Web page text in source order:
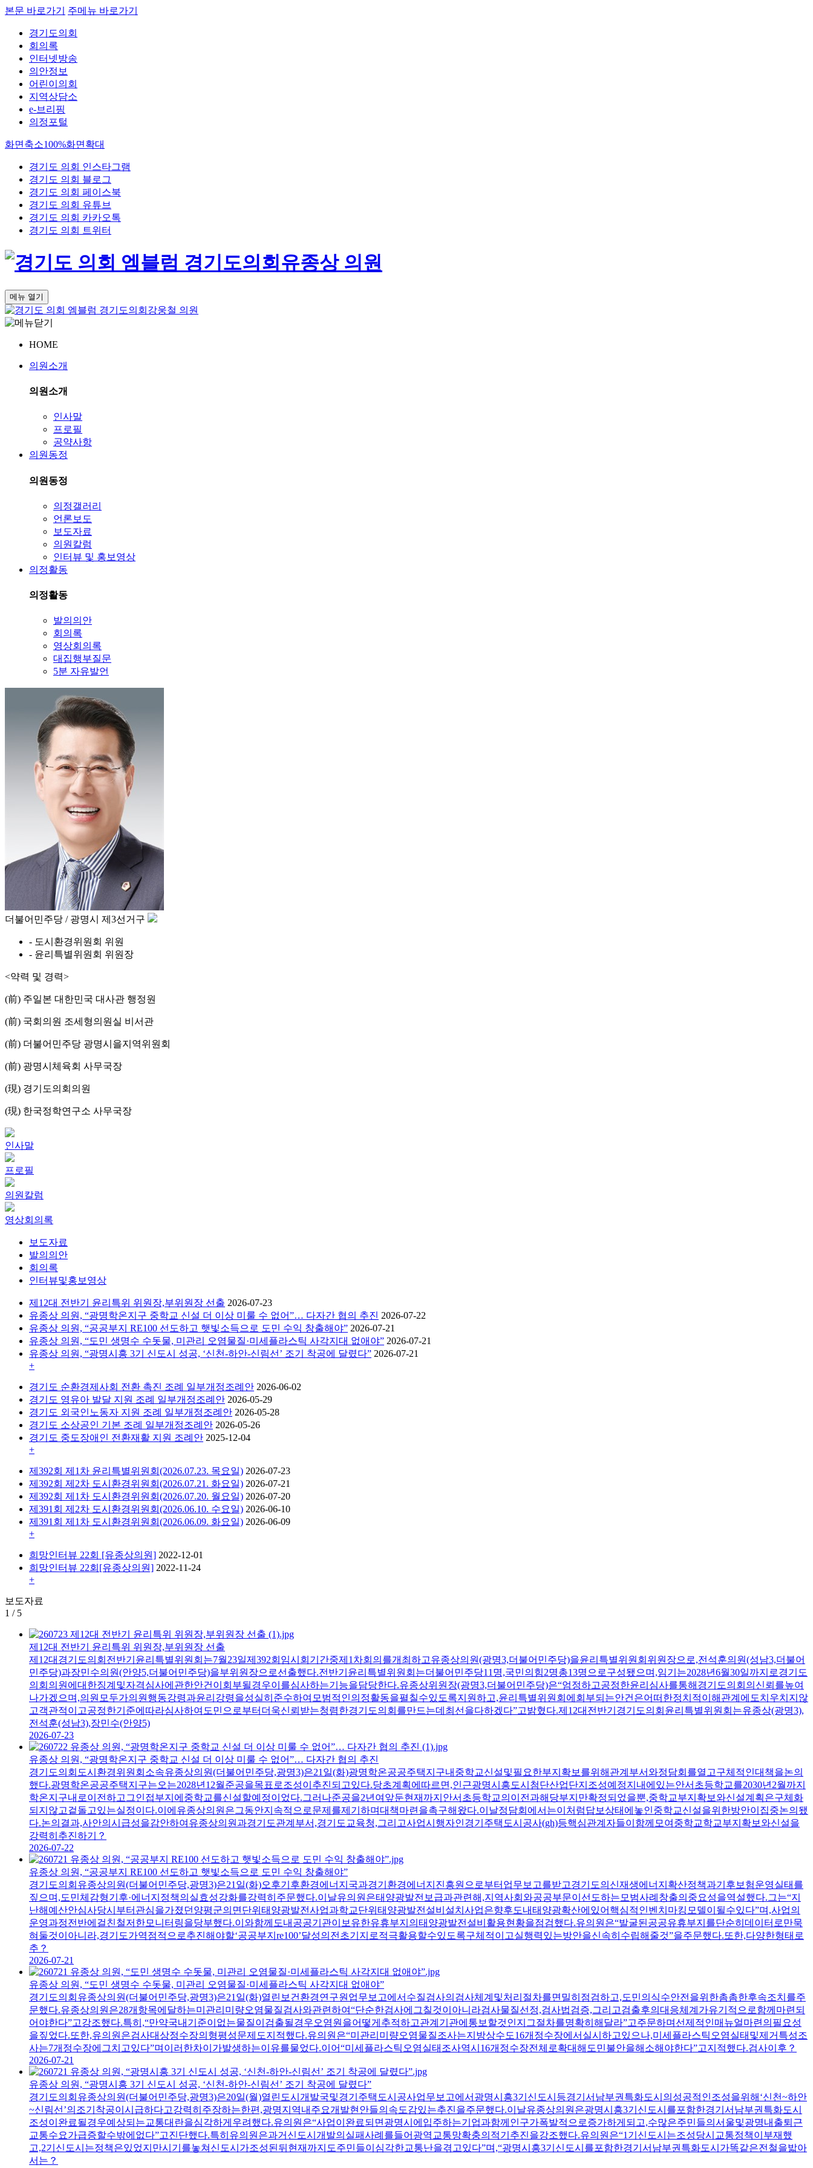
본문 바로가기 주메뉴 바로가기
경기도의회
회의록
인터넷방송
의안정보
어린이의회
지역상담소
e-브리핑
의정포털
화면축소100%화면확대
경기도 의회 인스타그램
경기도 의회 블로그
경기도 의회 페이스북
경기도 의회 유튜브
경기도 의회 카카오톡
경기도 의회 트위터
경기도의회유종상 의원
메뉴 열기
경기도의회 강웅철 의원
HOME
의원소개
의원소개
인사말
프로필
공약사항
의원동정
의원동정
의정갤러리
언론보도
보도자료
의원칼럼
인터뷰 및 홍보영상
의정활동
의정활동
발의의안
회의록
영상회의록
대집행부질문
5분 자유발언
더불어민주당 / 광명시 제3선거구
- 도시환경위원회 위원
- 윤리특별위원회 위원장
<약력 및 경력>
(前) 주일본 대한민국 대사관 행정원
(前) 국회의원 조세형의원실 비서관
(前) 더불어민주당 광명시을지역위원회
(前) 광명시체육회 사무국장
(現) 경기도의회의원
(現) 한국정학연구소 사무국장
인사말
프로필
의원칼럼
영상회의록
보도자료
발의의안
회의록
인터뷰및홍보영상
제12대 전반기 윤리특위 위원장,부위원장 선출 2026-07-23
유종상 의원, “광명학온지구 중학교 신설 더 이상 미룰 수 없어”… 다자간 협의 추진 2026-07-22
유종상 의원, “공공부지 RE100 선도하고 햇빛소득으로 도민 수익 창출해야” 2026-07-21
유종상 의원, “도민 생명수 수돗물, 미관리 오염물질·미세플라스틱 사각지대 없애야” 2026-07-21
유종상 의원, “광명시흥 3기 신도시 성공, ‘신천-하안-신림선’ 조기 착공에 달렸다” 2026-07-21
+
경기도 순환경제사회 전환 촉진 조례 일부개정조례안 2026-06-02
경기도 영유아 발달 지원 조례 일부개정조례안 2026-05-29
경기도 외국인노동자 지원 조례 일부개정조례안 2026-05-28
경기도 소상공인 기본 조례 일부개정조례안 2026-05-26
경기도 중도장애인 전환재활 지원 조례안 2025-12-04
+
제392회 제1차 윤리특별위원회(2026.07.23. 목요일) 2026-07-23
제392회 제2차 도시환경위원회(2026.07.21. 화요일) 2026-07-21
제392회 제1차 도시환경위원회(2026.07.20. 월요일) 2026-07-20
제391회 제2차 도시환경위원회(2026.06.10. 수요일) 2026-06-10
제391회 제1차 도시환경위원회(2026.06.09. 화요일) 2026-06-09
+
희망인터뷰 22회 [유종상의원] 2022-12-01
희망인터뷰 22회[유종상의원] 2022-11-24
+
보도자료
1 / 5
제12대 전반기 윤리특위 위원장,부위원장 선출
제12대경기도의회전반기윤리특별위원회는7월23일제392회임시회기간중제1차회의를개최하고유종상의원(광명3,더불어민주당)을윤리특별위원회위원장으로,전석훈의원(성남3,더불어
민주당)과장민수의원(안양5,더불어민주당)을부위원장으로선출했다.전반기윤리특별위원회는더불어민주당11명,국민의힘2명총13명으로구성됐으며,임기는2028년6월30일까지로경기도
의회의원에대한징계및자격심사에관한안건이회부될경우이를심사하는기능을담당한다.유종상위원장(광명3,더불어민주당)은“엄정하고공정한윤리심사를통해경기도의회의신뢰를높여
나가겠으며,의원모두가의원행동강령과윤리강령을성실히준수하여모범적인의정활동을펼칠수있도록지원하고,윤리특별위원회에회부되는안건은어떠한정치적이해관계에도치우치지않
고객관적이고공정한기준에따라심사하여도민으로부터더욱신뢰받는청렴한경기도의회를만드는데최선을다하겠다”고밝혔다.제12대전반기경기도의회윤리특별위원회는유종상(광명3),
전석훈(성남3),장민수(안양5)
2026-07-23
유종상 의원, “광명학온지구 중학교 신설 더 이상 미룰 수 없어”… 다자간 협의 추진
경기도의회도시환경위원회소속유종상의원(더불어민주당,광명3)은21일(화)광명학온공공주택지구내중학교신설및필요한부지확보를위해관계부서와정담회를열고구체적인대책을논의
했다.광명학온공공주택지구는오는2028년12월준공을목표로조성이추진되고있다.당초계획에따르면,인근광명시흥도시첨단산업단지조성예정지내에있는안서초등학교를2030년2월까지
학온지구내로이전하고그인접부지에중학교를신설할예정이었다.그러나준공을2년여앞둔현재까지안서초등학교의이전과해당부지만확정되었을뿐,중학교부지확보와신설계획은구체화
되지않고겉돌고있는실정이다.이에유종상의원은그동안지속적으로문제를제기하며대책마련을촉구해왔다.이날정담회에서는이처럼답보상태에놓인중학교신설을위한방안이집중논의됐
다.논의결과,사안의시급성을감안하여유종상의원과경기도관계부서,경기도교육청,그리고사업시행자인경기주택도시공사(gh)등핵심관계자들이함께모여중학교학교부지확보와신설을
강력히추진하기？
2026-07-22
유종상 의원, “공공부지 RE100 선도하고 햇빛소득으로 도민 수익 창출해야”
경기도의회유종상의원(더불어민주당,광명3)은21일(화)오후기후환경에너지국과경기환경에너지진흥원으로부터업무보고를받고경기도의신재생에너지확산정책과기후보험운영실태를
짚으며,도민체감형기후·에너지정책의실효성강화를강력히주문했다.이날유의원은태양광발전보급과관련해,지역사회와공공부문이선도하는모범사례창출의중요성을역설했다.그는“지
난해예산안심사당시부터관심을가졌던양평군의면단위태양광발전사업과학교단위태양광발전설비설치사업은향후도내태양광확산에있어핵심적인벤치마킹모델이될수있다”며,사업의
운영과정전반에걸친철저한모니터링을당부했다.이와함께도내공공기관이보유한유휴부지의태양광발전설비활용현황을점검했다.유의원은“발굴된공공유휴부지를단순히데이터로만묵
혀둘것이아니라,경기도가역점적으로추진해야할‘공공부지re100’달성의전초기지로적극활용할수있도록구체적이고실행력있는방안을신속히수립해줄것”을주문했다.또한,다양한형태로
추？
2026-07-21
유종상 의원, “도민 생명수 수돗물, 미관리 오염물질·미세플라스틱 사각지대 없애야”
경기도의회유종상의원(더불어민주당,광명3)은21일(화)열린보건환경연구원업무보고에서수질검사의검사체계및처리절차를면밀히점검하고,도민의식수안전을위한촘촘한후속조치를주
문했다.유종상의원은28개항목에달하는미관리미량오염물질검사와관련하여“단순한검사에그칠것이아니라검사물질선정,검사법검증,그리고검출후의대응체계가유기적으로함께마련되
어야한다”고강조했다.특히,“만약국내기준이없는물질이검출될경우오염원을어떻게추적하고관계기관에통보할것인지그절차를명확히해달라”고주문하며선제적인매뉴얼마련의필요성
을짚었다.또한,유의원은검사대상정수장의형평성문제도지적했다.유의원은“미관리미량오염물질조사는지방상수도16개정수장에서실시하고있으나,미세플라스틱오염실태및제거특성조
사는7개정수장에그치고있다”며이러한차이가발생하는이유를물었다.이어“미세플라스틱오염실태조사역시16개정수장전체로확대해도민불안을해소해야한다”고지적했다.검사이후？
2026-07-21
유종상 의원, “광명시흥 3기 신도시 성공, ‘신천-하안-신림선’ 조기 착공에 달렸다”
경기도의회유종상의원(더불어민주당,광명3)은20일(월)열린도시개발국및경기주택도시공사업무보고에서광명시흥3기신도시등경기서남부권특화도시의성공적인조성을위해‘신천~하안
~신림선’의조기착공이시급하다고강력히주장하는한편,광명지역내주요개발현안들의속도감있는추진을주문했다.이날유종상의원은광명시흥3기신도시를포함한경기서남부권특화도시
조성이완료될경우예상되는교통대란을심각하게우려했다.유의원은“사업이완료되면광명시에입주하는기업과함께인구가폭발적으로증가하게되고,수많은주민들의서울및광명내출퇴근
교통수요가급증할수밖에없다”고진단했다.특히유의원은과거신도시개발의실패사례를들어광역교통망확충의적기추진을강조했다.유의원은“1기신도시는조성당시교통정책이부재했
고,2기신도시는정책은있었지만시기를놓쳐신도시가조성된뒤현재까지도주민들이심각한교통난을겪고있다”며,“광명시흥3기신도시를포함한경기서남부권특화도시가똑같은전철을밟아
서는？